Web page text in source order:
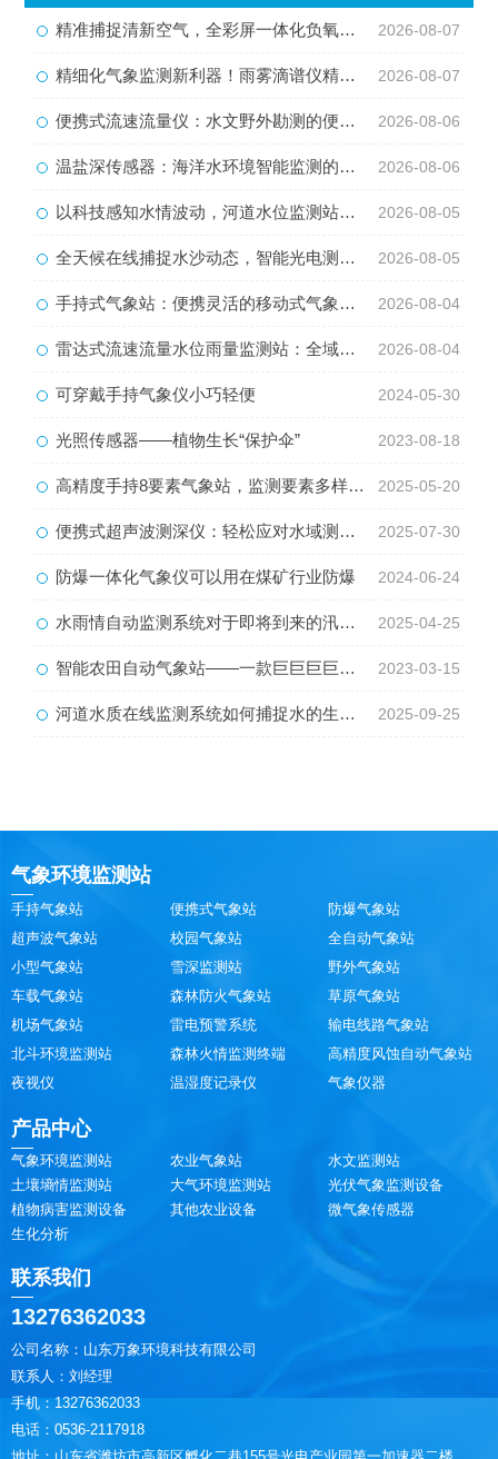
精准捕捉清新空气，全彩屏一体化负氧离子监测站量化生态优势 2026-08-07
精细化气象监测新利器！雨雾滴谱仪精准识别各类雨雪雾天气 2026-08-07
便携式流速流量仪：水文野外勘测的便携智能检测利器 2026-08-06
温盐深传感器：海洋水环境智能监测的核心感知设备 2026-08-06
以科技感知水情波动，河道水位监测站守护流域河道安全 2026-08-05
全天候在线捕捉水沙动态，智能光电测沙仪守护水域水沙安全 2026-08-05
手持式气象站：便携灵活的移动式气象监测智能设备 2026-08-04
雷达式流速流量水位雨量监测站：全域水文智慧监测一体化设备 2026-08-04
可穿戴手持气象仪小巧轻便 2024-05-30
光照传感器——植物生长“保护伞” 2023-08-18
高精度手持8要素气象站，监测要素多样化，不再局限 2025-05-20
便携式超声波测深仪：轻松应对水域测量挑战 2025-07-30
防爆一体化气象仪可以用在煤矿行业防爆 2024-06-24
水雨情自动监测系统对于即将到来的汛期有什么作用？ 2025-04-25
智能农田自动气象站——一款巨巨巨巨巨好用的智能生态气象监测系统2023动态已更新 2023-03-15
河道水质在线监测系统如何捕捉水的生命体征？ 2025-09-25
气象环境监测站
手持气象站 便携式气象站
防爆气象站
超声波气象站
校园气象站
全自动气象站
小型气象站
雪深监测站
野外气象站
车载气象站
森林防火气象站
草原气象站
机场气象站
雷电预警系统
输电线路气象站
北斗环境监测站
森林火情监测终端
高精度风蚀自动气象站
夜视仪
温湿度记录仪 气象仪器
产品中心
气象环境监测站 农业气象站
水文监测站
土壤墒情监测站
大气环境监测站
光伏气象监测设备
植物病害监测设备
其他农业设备
微气象传感器
生化分析
联系我们
13276362033
公司名称：山东万象环境科技有限公司
联系人：刘经理
手机：13276362033
电话：0536-2117918